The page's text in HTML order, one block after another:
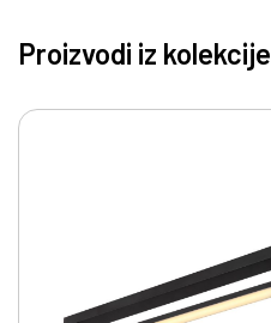
Proizvodi iz kolekcije